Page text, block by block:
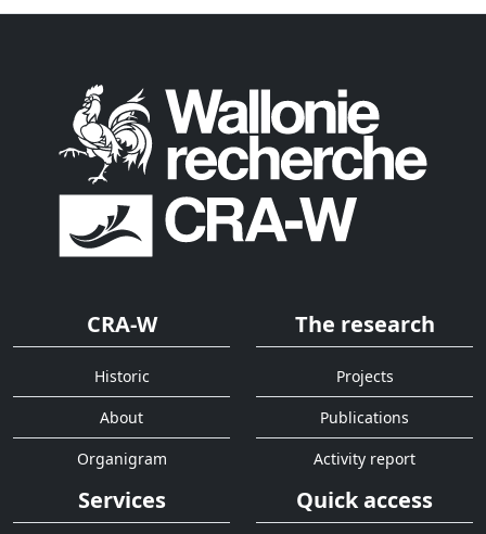
CRA-W
Historic
About
Organigram
The research
Projects
Publications
Activity report
Services Quick access